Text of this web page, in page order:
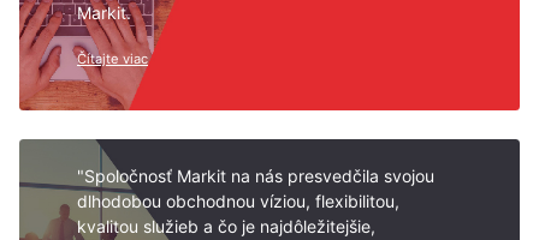
Markit.
Čítajte viac
"Spoločnosť Markit na nás presvedčila svojou
dlhodobou obchodnou víziou, flexibilitou,
kvalitou služieb a čo je najdôležitejšie,